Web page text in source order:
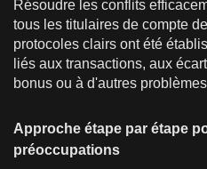
Résoudre les conflits
tous les titulaires de compte
protocoles clairs ont été
liés aux transactions, aux
bonus ou à d'autres
Approche étape par étape
préoccupations